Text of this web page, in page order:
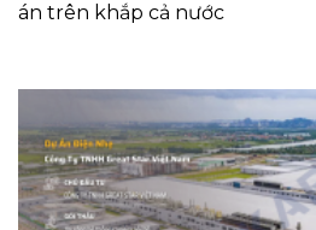
án trên khắp cả nước